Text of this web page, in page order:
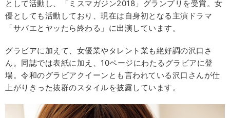
として活動し、「ミスマガジン2018」グランプリを受賞。女
優としても活動しており、現在は自身初となる主演ドラマ
「サバエとヤッたら終わる」に出演しています。
グラビアに加えて、女優業やタレント業も絶好調の沢口さ
ん。同誌では表紙に加え、10ページにわたるグラビアに登
場。令和のグラビアクイーンとも言われている沢口さんが仕
上がりきった抜群のスタイルを披露しています。